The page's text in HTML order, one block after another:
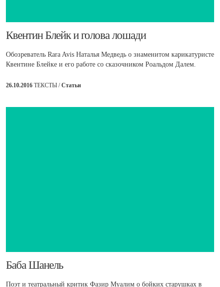
Квентин Блейк и голова лошади
Обозреватель Rara Avis Наталья Медведь о знаменитом карикатуристе
Квентине Блейке и его работе со сказочником Роальдом Далем.
26.10.2016 ТЕКСТЫ /Статьи
​Баба Шанель
Поэт и театральный критик Фазир Муалим о бойких старушках в